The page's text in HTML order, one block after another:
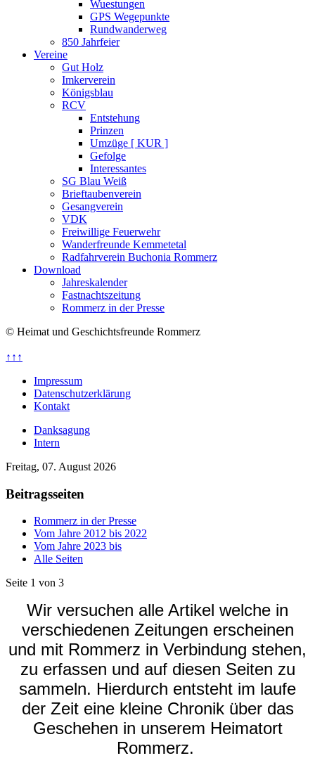
Wuestungen
GPS Wegepunkte
Rundwanderweg
850 Jahrfeier
Vereine
Gut Holz
Imkerverein
Königsblau
RCV
Entstehung
Prinzen
Umzüge [ KUR ]
Gefolge
Interessantes
SG Blau Weiß
Brieftaubenverein
Gesangverein
VDK
Freiwillige Feuerwehr
Wanderfreunde Kemmetetal
Radfahrverein Buchonia Rommerz
Download
Jahreskalender
Fastnachtszeitung
Rommerz in der Presse
© Heimat und Geschichtsfreunde Rommerz
↑↑↑
Impressum
Datenschutzerklärung
Kontakt
Danksagung
Intern
Freitag, 07. August 2026
Beitragsseiten
Rommerz in der Presse
Vom Jahre 2012 bis 2022
Vom Jahre 2023 bis
Alle Seiten
Seite 1 von 3
Wir versuchen alle Artikel welche in
verschiedenen Zeitungen erscheinen
und mit Rommerz in Verbindung stehen,
zu erfassen und auf diesen Seiten zu
sammeln. Hierdurch entsteht im laufe
der Zeit eine kleine Chronik über das
Geschehen in unserem Heimatort
Rommerz.